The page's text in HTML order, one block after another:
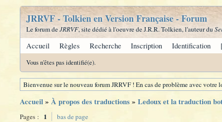
JRRVF - Tolkien en Version Française - Forum
Le forum deJRRVF, site dédié à l'oeuvre de J.R.R. Tolkien, l'auteur du
Accueil Règles Recherche Inscription Identification
Vous n'êtes pas identifié(e).
Bienvenue sur le nouveau forum JRRVF ! En cas de problème avec
Accueil» À propos des traductions» Ledoux et la traduction
Pages : 1 bas de page